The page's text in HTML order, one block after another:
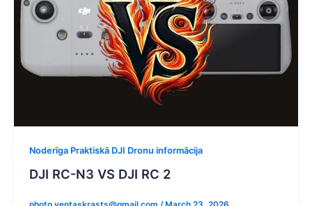
Noderīga Praktiskā DJI Dronu informācija
DJI RC-N3 VS DJI RC 2